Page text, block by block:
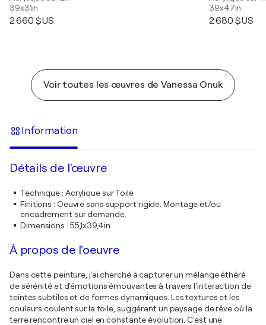
39x31in
2 660 $US
39x47in
2 680 $US
Voir toutes les œuvres de Vanessa Onuk
Information
Détails de l'œuvre
Technique: Acrylique sur Toile
Finitions : Oeuvre sans support rigide. Montage et/ou
encadrement sur demande.
Dimensions : 55,1x39,4in
À propos de l'oeuvre
Dans cette peinture, j'ai cherché à capturer un mélange éthéré
de sérénité et d'émotions émouvantes à travers l'interaction de
teintes subtiles et de formes dynamiques. Les textures et les
couleurs coulent sur la toile, suggérant un paysage de rêve où la
terre rencontre un ciel en constante évolution. C'est une